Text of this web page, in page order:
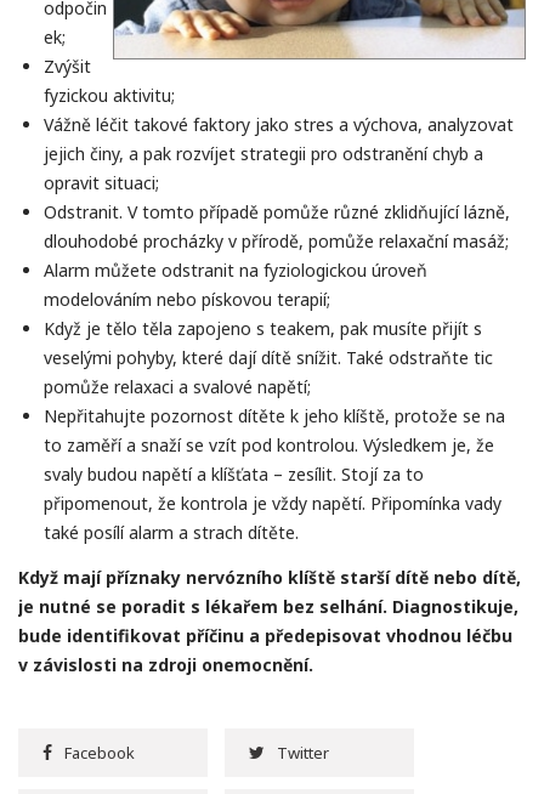
odpočin
ek;
Zvýšit
fyzickou aktivitu;
Vážně léčit takové faktory jako stres a výchova, analyzovat
jejich činy, a pak rozvíjet strategii pro odstranění chyb a
opravit situaci;
Odstranit. V tomto případě pomůže různé zklidňující lázně,
dlouhodobé procházky v přírodě, pomůže relaxační masáž;
Alarm můžete odstranit na fyziologickou úroveň
modelováním nebo pískovou terapií;
Když je tělo těla zapojeno s teakem, pak musíte přijít s
veselými pohyby, které dají dítě snížit. Také odstraňte tic
pomůže relaxaci a svalové napětí;
Nepřitahujte pozornost dítěte k jeho klíště, protože se na
to zaměří a snaží se vzít pod kontrolou. Výsledkem je, že
svaly budou napětí a klíšťata – zesílit. Stojí za to
připomenout, že kontrola je vždy napětí. Připomínka vady
také posílí alarm a strach dítěte.
Když mají příznaky nervózního klíště starší dítě nebo dítě,
je nutné se poradit s lékařem bez selhání. Diagnostikuje,
bude identifikovat příčinu a předepisovat vhodnou léčbu
v závislosti na zdroji onemocnění.
Facebook Twitter